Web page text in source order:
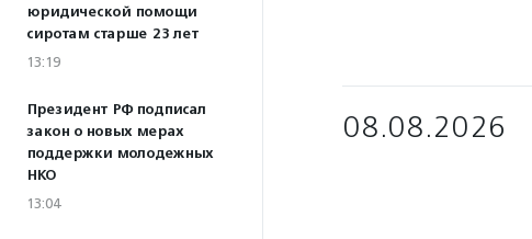
юридической помощи
сиротам старше 23 лет
13:19
Президент РФ подписал
закон о новых мерах
поддержки молодежных
НКО
13:04
08.08.2026